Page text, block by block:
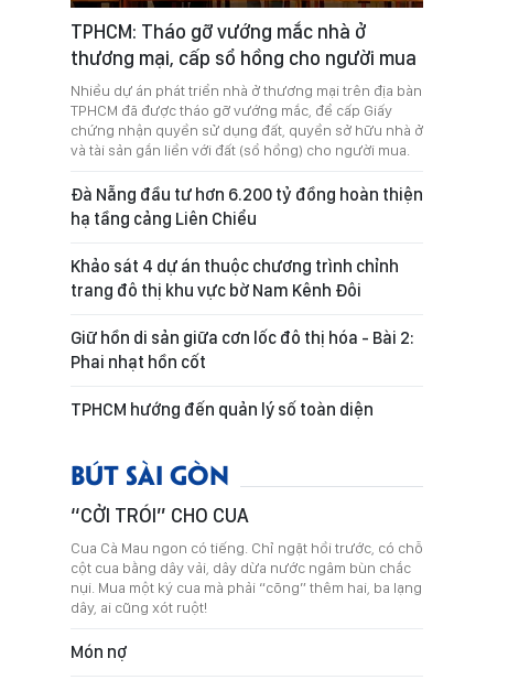
TPHCM: Tháo gỡ vướng mắc nhà ở
thương mại, cấp sổ hồng cho người mua
Nhiều dự án phát triển nhà ở thương mại trên địa bàn
TPHCM đã được tháo gỡ vướng mắc, để cấp Giấy
chứng nhận quyền sử dụng đất, quyền sở hữu nhà ở
và tài sản gắn liền với đất (sổ hồng) cho người mua.
Đà Nẵng đầu tư hơn 6.200 tỷ đồng hoàn thiện
hạ tầng cảng Liên Chiểu
Khảo sát 4 dự án thuộc chương trình chỉnh
trang đô thị khu vực bờ Nam Kênh Đôi
Giữ hồn di sản giữa cơn lốc đô thị hóa - Bài 2:
Phai nhạt hồn cốt
TPHCM hướng đến quản lý số toàn diện
BÚT SÀI GÒN
“CỞI TRÓI” CHO CUA
Cua Cà Mau ngon có tiếng. Chỉ ngặt hồi trước, có chỗ
cột cua bằng dây vải, dây dừa nước ngâm bùn chắc
nụi. Mua một ký cua mà phải “cõng” thêm hai, ba lạng
dây, ai cũng xót ruột!
Món nợ